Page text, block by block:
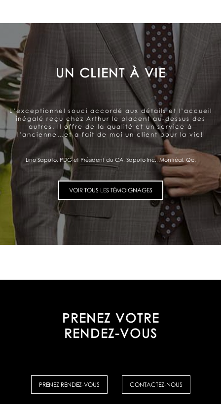
LE SOUCI DE LA SATISFACTION
DU CLIENT
Arthur offre un service très personnalisé et
professionnel. Belle gamme de produits. Le souci de la
satisfaction du client se ressent et me donne
Pierre Fitzgibbon, Ministre de l'Économie et de l'Innovation, Québec, Qc.
VOIR TOUS LES TÉMOIGNAGES
PRENEZ VOTRE
RENDEZ-VOUS
PRENEZ RENDEZ-VOUS CONTACTEZ-NOUS